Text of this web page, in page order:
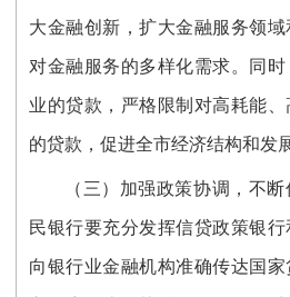
大金融创新，扩大金融服务领
对金融服务的多样化需求。同
业的贷款，严格限制对高耗能
的贷款，促进全市经济结构和发
（三）加强政策协调，不
民银行要充分发挥信贷政策银
向银行业金融机构准确传达国